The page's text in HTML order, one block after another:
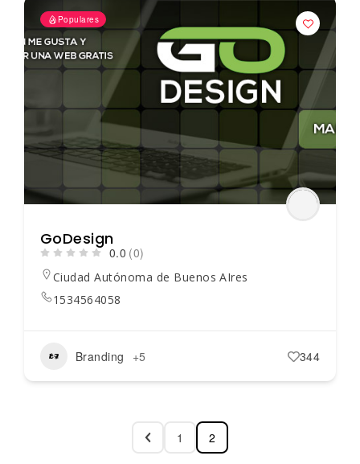
Populares
GoDesign
0.0 (0)
Ciudad Autónoma de Buenos AIres
1534564058
Branding +5 344
1 2